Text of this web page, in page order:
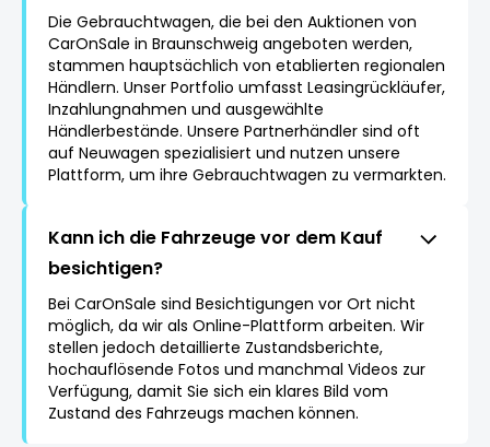
Die Gebrauchtwagen, die bei den Auktionen von
CarOnSale in Braunschweig angeboten werden,
stammen hauptsächlich von etablierten regionalen
Händlern. Unser Portfolio umfasst Leasingrückläufer,
Inzahlungnahmen und ausgewählte
Händlerbestände. Unsere Partnerhändler sind oft
auf Neuwagen spezialisiert und nutzen unsere
Plattform, um ihre Gebrauchtwagen zu vermarkten.
Kann ich die Fahrzeuge vor dem Kauf
besichtigen?
Bei CarOnSale sind Besichtigungen vor Ort nicht
möglich, da wir als Online-Plattform arbeiten. Wir
stellen jedoch detaillierte Zustandsberichte,
hochauflösende Fotos und manchmal Videos zur
Verfügung, damit Sie sich ein klares Bild vom
Zustand des Fahrzeugs machen können.